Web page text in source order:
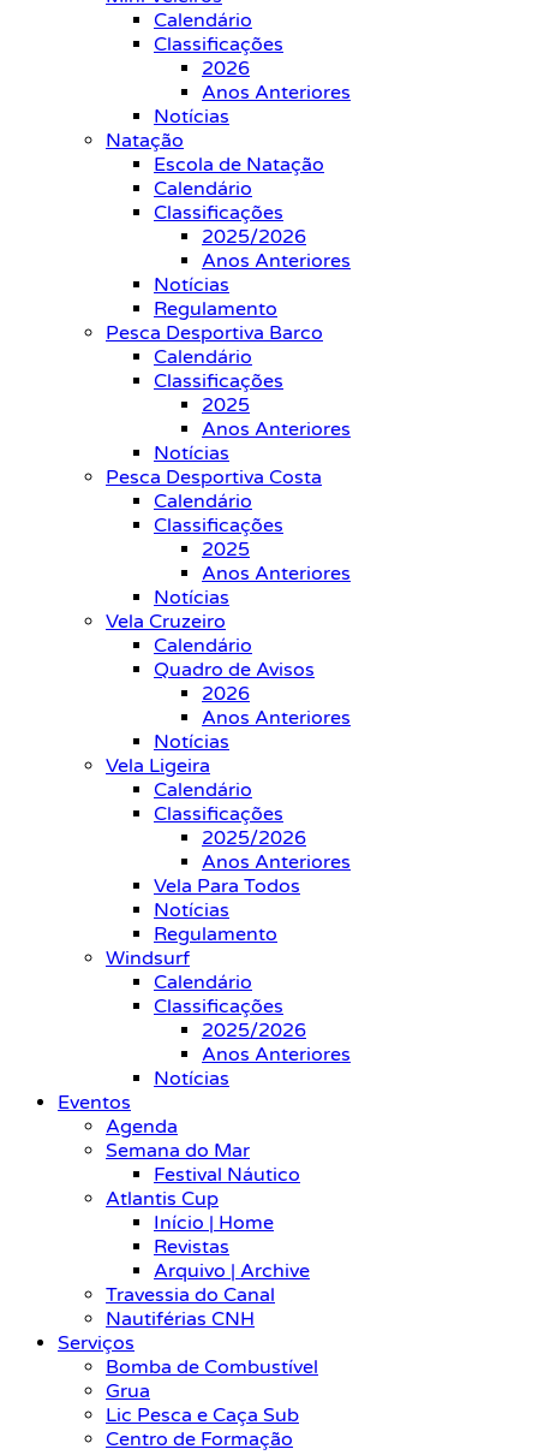
Calendário
Classificações
2026
Anos Anteriores
Notícias
Natação
Escola de Natação
Calendário
Classificações
2025/2026
Anos Anteriores
Notícias
Regulamento
Pesca Desportiva Barco
Calendário
Classificações
2025
Anos Anteriores
Notícias
Pesca Desportiva Costa
Calendário
Classificações
2025
Anos Anteriores
Notícias
Vela Cruzeiro
Calendário
Quadro de Avisos
2026
Anos Anteriores
Notícias
Vela Ligeira
Calendário
Classificações
2025/2026
Anos Anteriores
Vela Para Todos
Notícias
Regulamento
Windsurf
Calendário
Classificações
2025/2026
Anos Anteriores
Notícias
Eventos
Agenda
Semana do Mar
Festival Náutico
Atlantis Cup
Início | Home
Revistas
Arquivo | Archive
Travessia do Canal
Nautiférias CNH
Serviços
Bomba de Combustível
Grua
Lic Pesca e Caça Sub
Centro de Formação